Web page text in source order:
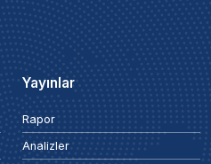
Yayınlar
Rapor
Analizler